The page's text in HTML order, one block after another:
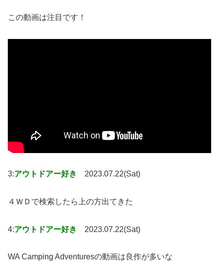
この動画は注目です！
3:アウトドアー好き 2023.07.22(Sat)
４ＷＤで検索したら上の方出てきた
4:アウトドアー好き 2023.07.22(Sat)
WA Camping Adventuresの動画は良作が多いな